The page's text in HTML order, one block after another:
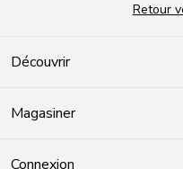
Découvrir
Magasiner
Connexion
Retour